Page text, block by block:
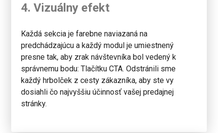
4. Vizuálny efekt
Každá sekcia je farebne naviazaná na
predchádzajúcu a každý modul je umiestnený
presne tak, aby zrak návštevníka bol vedený k
správnemu bodu: Tlačítku CTA. Odstránili sme
každý hrbolček z cesty zákazníka, aby ste vy
dosiahli čo najvyššiu účinnosť vašej predajnej
stránky.